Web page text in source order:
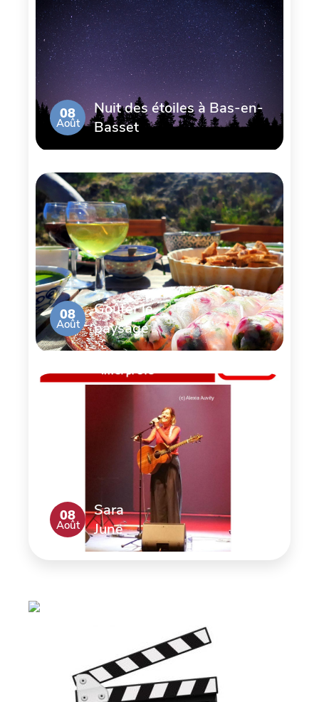
08
Août
Nuit des étoiles à Bas-en-
Basset
08
Août
Goûter le
paysage
08
Août
Sara
June